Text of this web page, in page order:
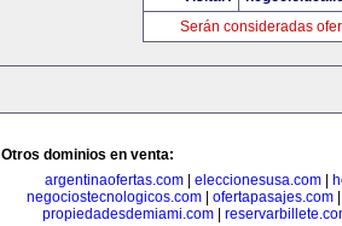
Serán consideradas
Otros dominios en venta:
argentinaofertas.com| eleccionesusa.com|
negociostecnologicos.com
ofertapasajes.com
propiedadesdemiami.com